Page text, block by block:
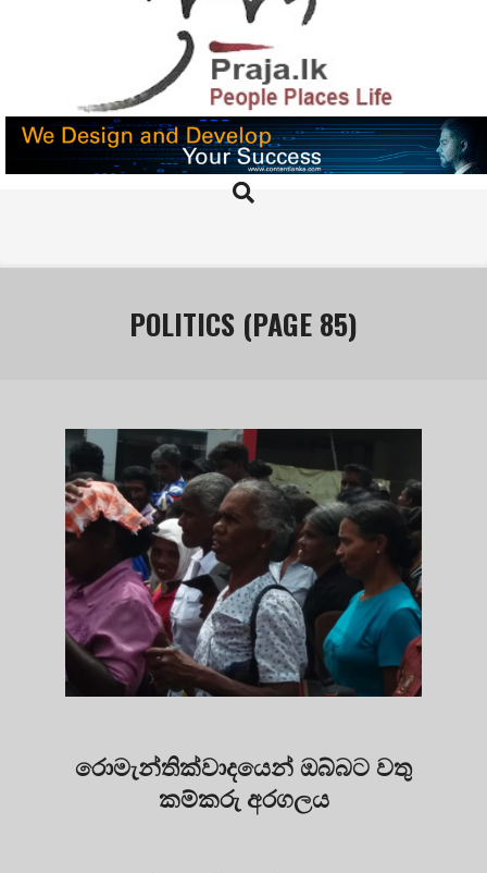
PRAJA.LK
Search
POLITICS (PAGE 85)
රොමැන්තික්වාදයෙන් ඔබ්බට වතු
කම්කරු අරගලය